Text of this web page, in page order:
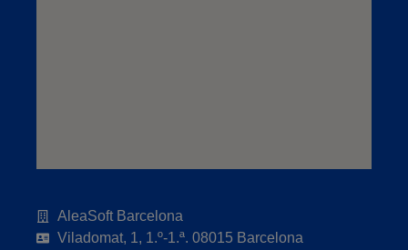
AleaSoft Barcelona
Viladomat, 1, 1.º-1.ª. 08015 Barcelona